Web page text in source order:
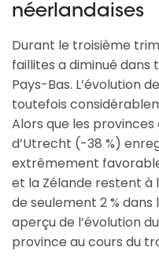
néerlandaises
Durant le troisième
faillites a diminué dans
Pays-Bas. L’évolution
toutefois
Alors que les
d’Utrecht (-38 %)
extrêmement
et la Zélande restent à
de seulement 2 % dans
aperçu de l’évolution
province au cours du